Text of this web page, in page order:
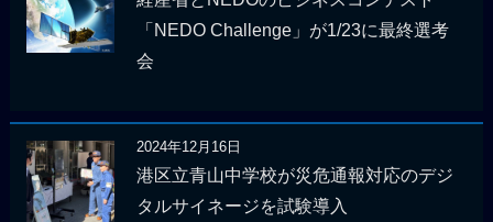
「NEDO Challenge」が1/23に最終選考
会
2024年12月16日
港区立青山中学校が災危通報対応のデジ
タルサイネージを試験導入